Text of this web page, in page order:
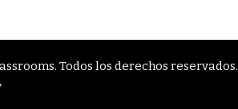
. Todos los derechos reservados.